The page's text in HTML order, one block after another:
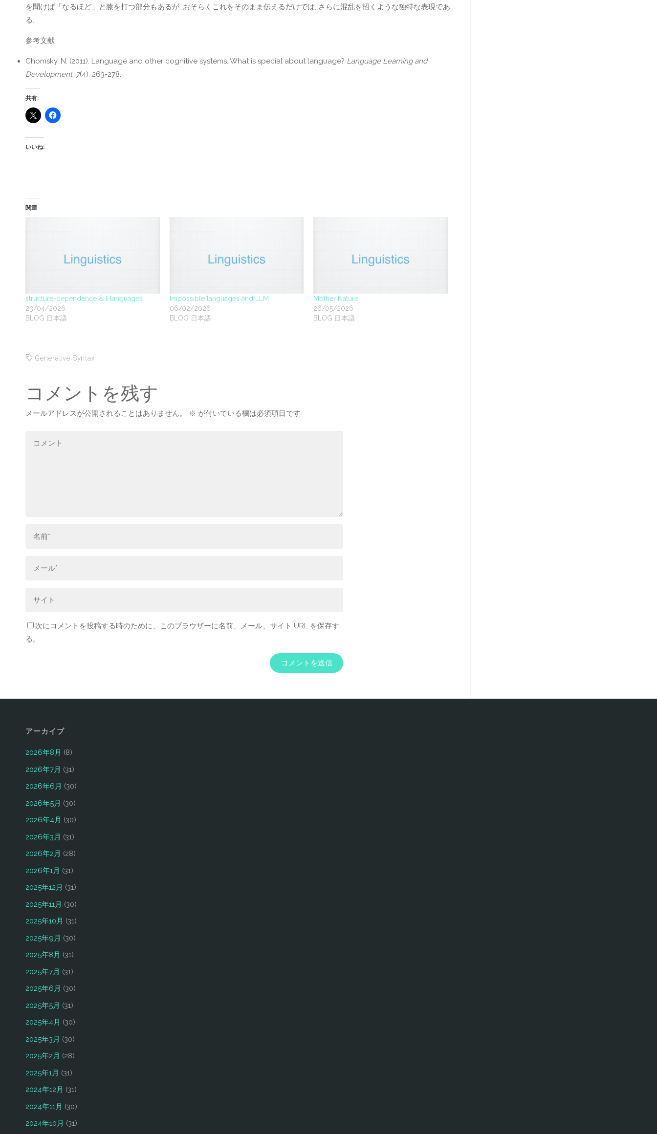
を聞けば「なるほど」と膝を打つ部分もあるが, おそらくこれをそのまま伝えるだけでは, さらに混乱を招くような独特な表現であ
る.
参考文献
Chomsky, N. (2011). Language and other cognitive systems. What is special about language? Language Learning and
Development, 7(4), 263-278.
共有:
いいね:
関連
structure-dependence & I-languages
23/04/2026
BLOG 日本語
Impossible languages and LLM
06/02/2026
BLOG 日本語
Mother Nature
26/05/2026
BLOG 日本語
Generative Syntax
コメントを残す
メールアドレスが公開されることはありません。 ※ が付いている欄は必須項目です
次にコメントを投稿する時のために、このブラウザーに名前、メール、サイト URL を保存す
る。
アーカイブ
2026年8月 (8)
2026年7月 (31)
2026年6月 (30)
2026年5月 (30)
2026年4月 (30)
2026年3月 (31)
2026年2月 (28)
2026年1月 (31)
2025年12月 (31)
2025年11月 (30)
2025年10月 (31)
2025年9月 (30)
2025年8月 (31)
2025年7月 (31)
2025年6月 (30)
2025年5月 (31)
2025年4月 (30)
2025年3月 (30)
2025年2月 (28)
2025年1月 (31)
2024年12月 (31)
2024年11月 (30)
2024年10月 (31)